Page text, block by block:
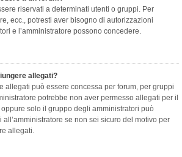
riservati a determinati utenti o gruppi. Per
ecc., potresti aver bisogno di autorizzazioni
e l’amministratore possono concedere.
allegati?
allegati può essere concessa per forum, per gruppi
potrebbe non aver permesso allegati per il
solo il gruppo degli amministratori può
se non sei sicuro del motivo per
allegati.